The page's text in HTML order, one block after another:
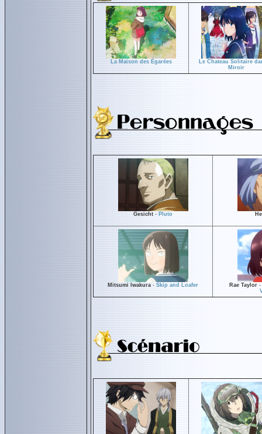
La Maison des Égarées
Le Chateau Solitaire
Miroir
Gesicht - Pluto
Mitsumi Iwakura - Skip and Loafer Rae Taylor -